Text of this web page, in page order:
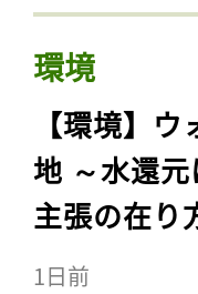
環境
【環境】
地 ～水還
主張の在り
1日前